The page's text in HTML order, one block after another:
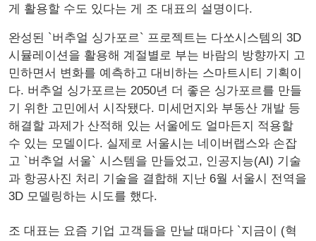
게 활용할 수도 있다는 게 조 대표의 설명이다.
완성된 `버추얼 싱가포르` 프로젝트는 다쏘시스템의 3D
시뮬레이션을 활용해 계절별로 부는 바람의 방향까지 고
민하면서 변화를 예측하고 대비하는 스마트시티 기획이
다. 버추얼 싱가포르는 2050년 더 좋은 싱가포르를 만들
기 위한 고민에서 시작됐다. 미세먼지와 부동산 개발 등
해결할 과제가 산적해 있는 서울에도 얼마든지 적용할
수 있는 모델이다. 실제로 서울시는 네이버랩스와 손잡
고 `버추얼 서울` 시스템을 만들었고, 인공지능(AI) 기술
과 항공사진 처리 기술을 결합해 지난 6월 서울시 전역을
3D 모델링하는 시도를 했다.
조 대표는 요즘 기업 고객들을 만날 때마다 `지금이 (혁